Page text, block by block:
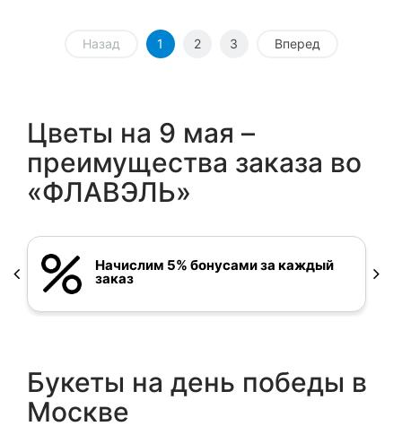
Назад 1 2 3 Вперед
Цветы на 9 мая –
преимущества заказа во
«ФЛАВЭЛЬ»
Начислим 5% бонусами за каждый
заказ
Букеты на день победы в
Москве